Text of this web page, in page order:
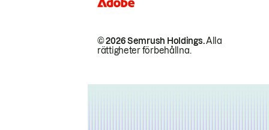
© 2026 Semrush Holdings.Alla
rättigheter förbehållna.